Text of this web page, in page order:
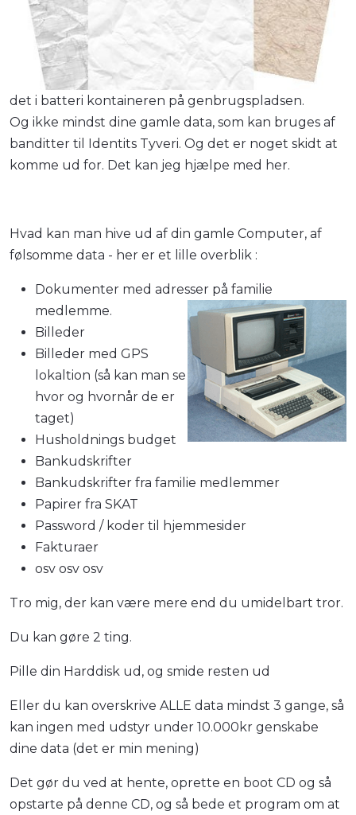
det i batteri kontaineren på genbrugspladsen.
Og ikke mindst dine gamle data, som kan bruges af
banditter til Identits Tyveri. Og det er noget skidt at
komme ud for. Det kan jeg hjælpe med her.
Hvad kan man hive ud af din gamle Computer, af
følsomme data - her er et lille overblik :
Dokumenter med adresser på familie
medlemme.
Billeder
Billeder med GPS
lokaltion (så kan man se
hvor og hvornår de er
taget)
Husholdnings budget
Bankudskrifter
Bankudskrifter fra familie medlemmer
Papirer fra SKAT
Password / koder til hjemmesider
Fakturaer
osv osv osv
Tro mig, der kan være mere end du umidelbart tror.
Du kan gøre 2 ting.
Pille din Harddisk ud, og smide resten ud
Eller du kan overskrive ALLE data mindst 3 gange, så
kan ingen med udstyr under 10.000kr genskabe
dine data (det er min mening)
Det gør du ved at hente, oprette en boot CD og så
opstarte på denne CD, og så bede et program om at